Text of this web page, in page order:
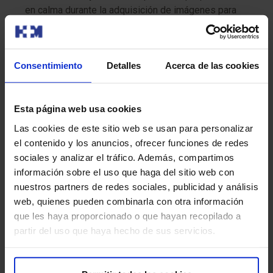
Consentimiento Detalles Acerca de las cookies
Esta página web usa cookies
Las cookies de este sitio web se usan para personalizar
el contenido y los anuncios, ofrecer funciones de redes
sociales y analizar el tráfico. Además, compartimos
información sobre el uso que haga del sitio web con
nuestros partners de redes sociales, publicidad y análisis
web, quienes pueden combinarla con otra información
que les haya proporcionado o que hayan recopilado a
partir del uso que haya hecho de sus servicios.
en calma durante la adquisición de imágenes para
evitar que las imágenes se vean borrosas.
indicaciones proporcionadas por el técnico de RNM.
molestia o efecto secundario que experimentes
¿Tiene algún riesgo?
La resonancia magnética nuclear funcional (RNMf) es
generalmente segura, pero como cualquier
procedimiento médico, tiene algunos riesgos mínimos a
considerar:
Claustrofobia: algunas personas pueden